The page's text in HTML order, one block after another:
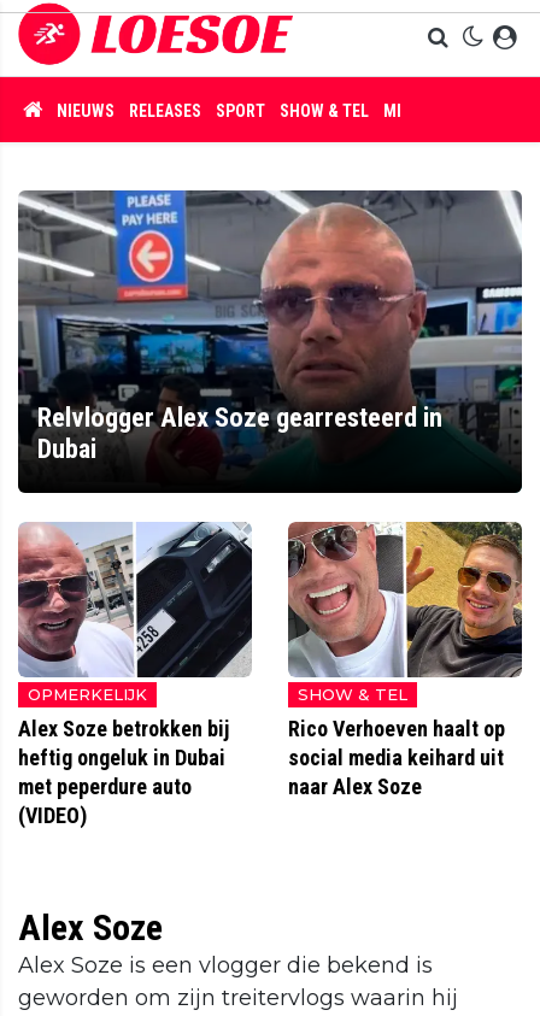
NIEUWS RELEASES SPORT SHOW & TEL MISDAAD
Relvlogger Alex Soze gearresteerd in
Dubai
OPMERKELIJK
Alex Soze betrokken bij
heftig ongeluk in Dubai
met peperdure auto
(VIDEO)
SHOW & TEL
Rico Verhoeven haalt op
social media keihard uit
naar Alex Soze
Alex Soze
Alex Soze is een vlogger die bekend is
geworden om zijn treitervlogs waarin hij